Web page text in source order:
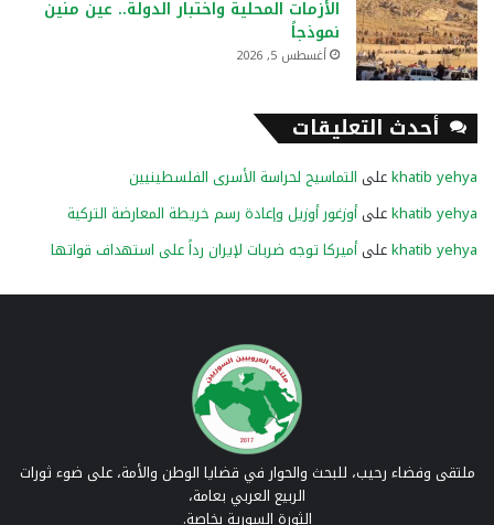
الأزمات المحلية واختبار الدولة.. عين منين
نموذجاً
أغسطس 5, 2026
أحدث التعليقات
khatib yehyaعلى التماسيح لحراسة الأسرى الفلسطينيين
khatib yehyaعلىأوزغور أوزيل وإعادة رسم خريطة المعارضة التركية
khatib yehyaعلىأميركا توجه ضربات لإيران رداً على استهداف قواتها
ملتقى وفضاء رحيب، للبحث والحوار في قضايا الوطن والأمة، على ضوء ثورات
الربيع العربي بعامة،
الثورة السورية بخاصة.